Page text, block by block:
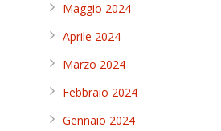
Maggio 2024
Aprile 2024
Marzo 2024
Febbraio 2024
Gennaio 2024